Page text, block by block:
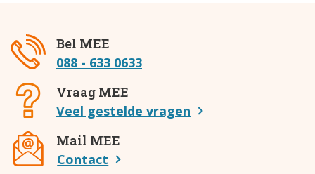
Bel MEE
088 - 633 0633
Vraag MEE
Veel gestelde vragen
Mail MEE
Contact